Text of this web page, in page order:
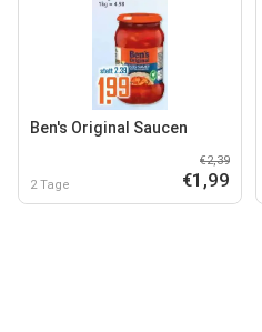
Ben's Original Saucen
2 Tage
€2,39
€1,99